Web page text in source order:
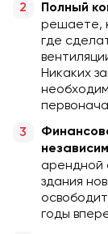
Полный
решаете,
где
Никаких
арендной
здания
годы